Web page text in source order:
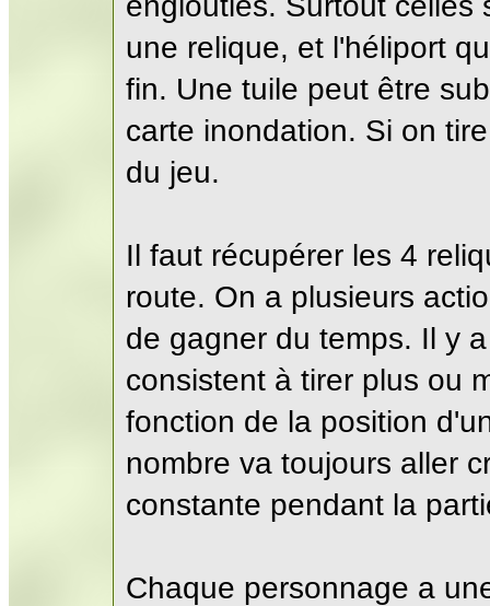
une relique, et l'héliport
fin. Une tuile peut être
carte inondation. Si on
du jeu.
Il faut récupérer les 4
route. On a plusieurs
de gagner du temps. Il y
consistent à tirer plus ou
fonction de la position
nombre va toujours aller
constante pendant la
Chaque personnage a